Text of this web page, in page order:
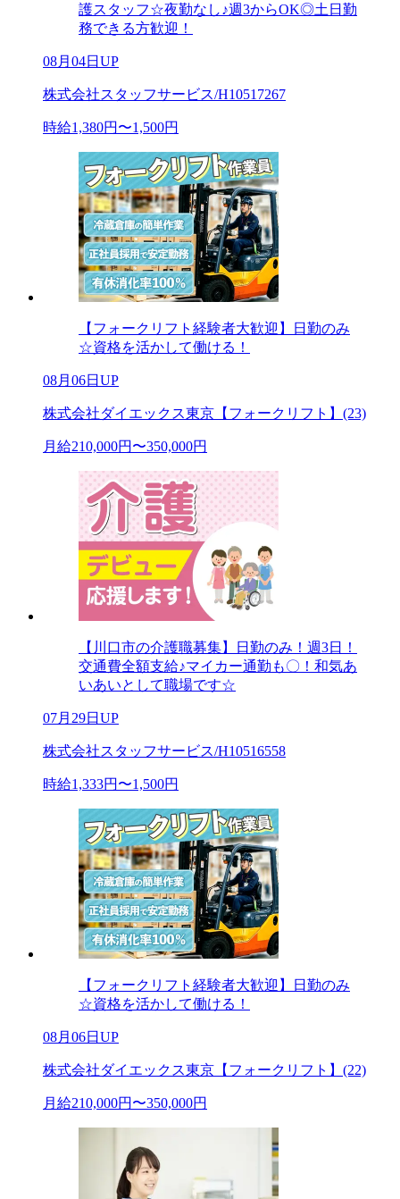
護スタッフ☆夜勤なし♪週3からOK◎土日勤
務できる方歓迎！
08月04日UP
株式会社スタッフサービス/H10517267
時給1,380円〜1,500円
【フォークリフト経験者大歓迎】日勤のみ
☆資格を活かして働ける！
08月06日UP
株式会社ダイエックス東京【フォークリフト】(23)
月給210,000円〜350,000円
【川口市の介護職募集】日勤のみ！週3日！
交通費全額支給♪マイカー通勤も〇！和気あ
いあいとして職場です☆
07月29日UP
株式会社スタッフサービス/H10516558
時給1,333円〜1,500円
【フォークリフト経験者大歓迎】日勤のみ
☆資格を活かして働ける！
08月06日UP
株式会社ダイエックス東京【フォークリフト】(22)
月給210,000円〜350,000円